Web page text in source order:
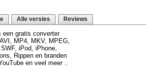
Alle versies Reviews
een gratis converter
MP4, MKV, MPEG,
iPod, iPhone,
Rippen en branden
en veel meer ..